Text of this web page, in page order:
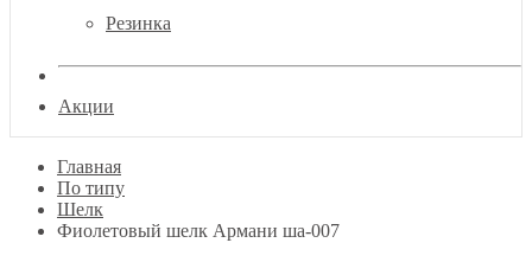
Резинка
Акции
Главная
По типу
Шелк
Фиолетовый шелк Армани ша-007